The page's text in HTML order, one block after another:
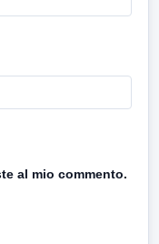
al mio commento.